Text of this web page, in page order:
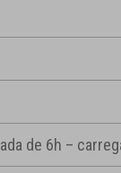
de 6h –